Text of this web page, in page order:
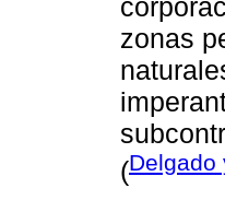
zonas
(Delgado